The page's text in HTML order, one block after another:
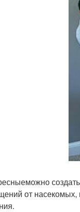
от насекомых,